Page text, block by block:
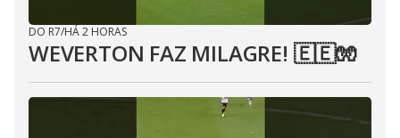
DO R7/HÁ 2 HORAS
WEVERTON FAZ MILAGRE! 🇪🇪🧤